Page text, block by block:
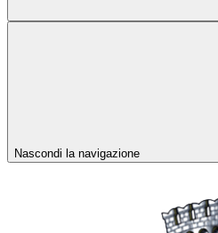
Nascondi la navigazione